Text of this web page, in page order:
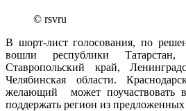
© rsvru
В шорт-лист голосования, по
вошли республики
Ставропольский край,
Челябинская области.
желающий может поучаствовать
поддержать регион из